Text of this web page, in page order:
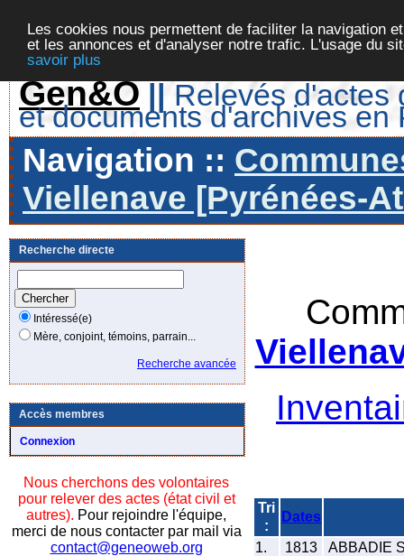
Les cookies nous permettent de faciliter la navigation
et les annonces et d'analyser notre trafic. L'usage du
savoir plus
Gen&O || Relevés d'actes
et documents d'archives en
Navigation ::
Viellenave [Pyrénées-
Recherche directe
Intéressé(e)
Mère, conjoint, témoins, parrain...
Recherche avancée
Accès membres
Connexion
Nous cherchons des volontaires
pour relever des actes (état civil et
autres). Pour rejoindre l'équipe,
merci de nous contacter par mail via
contact@geneoweb.org
Tri
:
Dates
1.
1813
ABBADIE